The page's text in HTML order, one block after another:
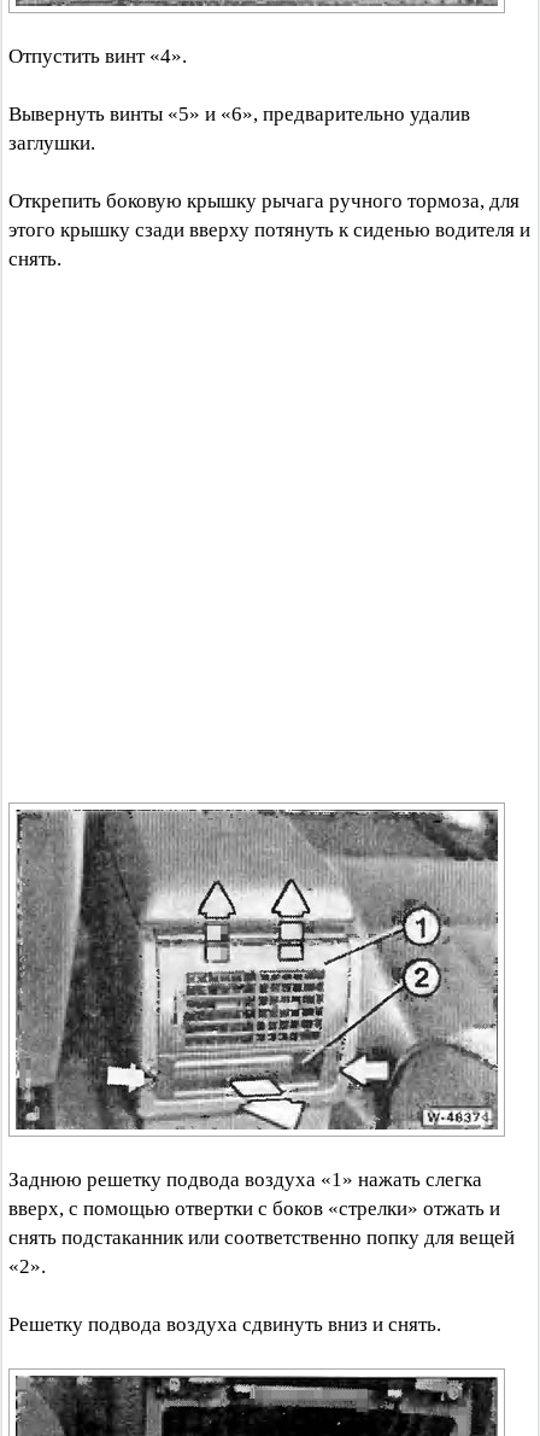
Отпустить винт «4».
Вывернуть винты «5» и «6», предварительно удалив
заглушки.
Открепить боковую крышку рычага ручного тормоза, для
этого крышку сзади вверху потянуть к сиденью водителя и
снять.
Заднюю решетку подвода воздуха «1» нажать слегка
вверх, с помощью отвертки с боков «стрелки» отжать и
снять подстаканник или соответственно попку для вещей
«2».
Решетку подвода воздуха сдвинуть вниз и снять.